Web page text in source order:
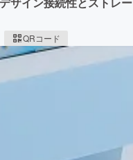
QRコード